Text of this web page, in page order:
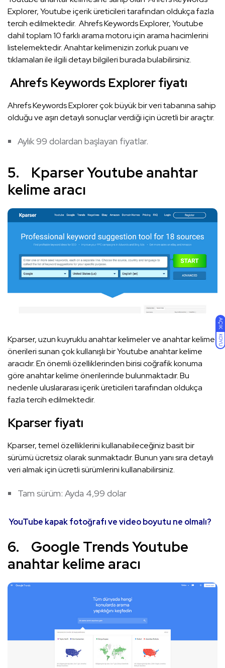
AÇIK
KOYU
Explorer, Youtube içerik üreticileri tarafından oldukça fazla
tercih edilmektedir. Ahrefs Keywords Explorer, Youtube
dahil toplam 10 farklı arama motoru için arama hacimlerini
listelemektedir. Anahtar kelimenizin zorluk puanı ve
tıklamaları ile ilgili detayı bilgileri burada bulabilirsiniz.
Ahrefs Keywords Explorer fiyatı
Ahrefs Keywords Explorer çok büyük bir veri tabanına sahip
olduğu ve aşırı detaylı sonuçlar verdiği için ücretli bir araçtır.
Aylık 99 dolardan başlayan fiyatlar.
5. Kparser Youtube anahtar
kelime aracı
Kparser, uzun kuyruklu anahtar kelimeler ve anahtar kelime
önerileri sunan çok kullanışlı bir Youtube anahtar kelime
aracıdır. En önemli özelliklerinden birisi coğrafik konuma
göre anahtar kelime önerilerinde bulunmaktadır. Bu
nedenle uluslararası içerik üreticileri tarafından oldukça
fazla tercih edilmektedir.
Kparser fiyatı
Kparser, temel özelliklerini kullanabileceğiniz basit bir
sürümü ücretsiz olarak sunmaktadır. Bunun yanı sıra detaylı
veri almak için ücretli sürümlerini kullanabilirsiniz.
Tam sürüm: Ayda 4,99 dolar
YouTube kapak fotoğrafı ve video boyutu ne olmalı?
6. Google Trends Youtube
anahtar kelime aracı